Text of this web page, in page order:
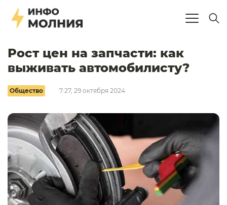
Рост цен на запчасти: как
выживать автомобилисту?
Общество 7:27, 29 октября 2024